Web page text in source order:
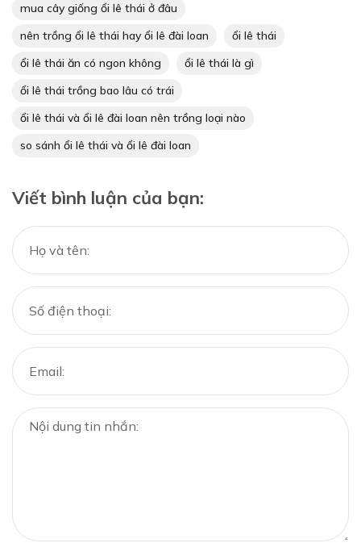
mua cây giống ổi lê thái ở đâu
nên trồng ổi lê thái hay ổi lê đài loan
ổi lê thái
ổi lê thái ăn có ngon không
ổi lê thái là gì
ổi lê thái trồng bao lâu có trái
ổi lê thái và ổi lê đài loan nên trồng loại nào
so sánh ổi lê thái và ổi lê đài loan
Viết bình luận của bạn: